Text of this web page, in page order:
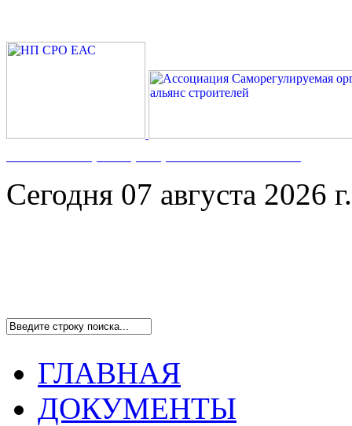
Сегодня 07 августа 2026 г.
ГЛАВНАЯ
ДОКУМЕНТЫ